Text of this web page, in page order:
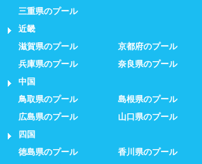
三重県のプール
近畿
滋賀県のプール
京都府のプール
兵庫県のプール
奈良県のプール
中国
鳥取県のプール
島根県のプール
広島県のプール
山口県のプール
四国
徳島県のプール
香川県のプール